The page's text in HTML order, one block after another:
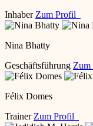
Inhaber Zum Profil
Nina Bhatty
Geschäftsführung Zum
Félix Domes
Trainer Zum Profil